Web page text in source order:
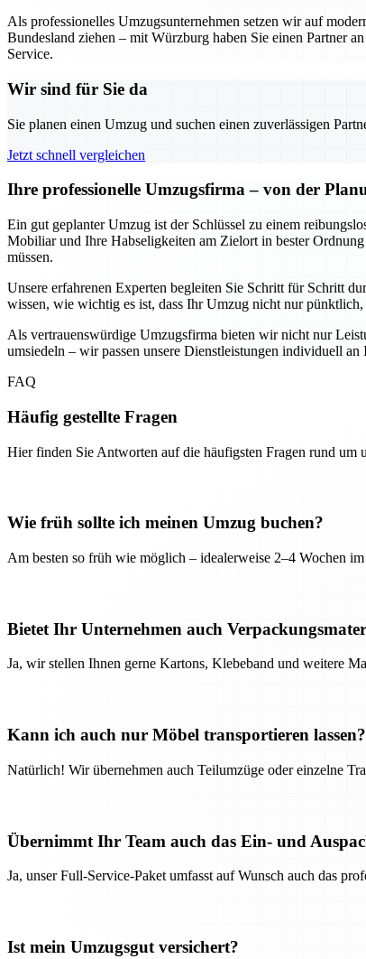
Als professionelles Umzugsunternehmen setzen wir auf
Bundesland ziehen – mit Würzburg haben Sie einen Partner
Service.
Wir sind für Sie da
Sie planen einen Umzug und suchen einen zuverlässigen
Jetzt schnell vergleichen
Ihre professionelle Umzugsfirma – von der
Ein gut geplanter Umzug ist der Schlüssel zu einem
Mobiliar und Ihre Habseligkeiten am Zielort in bester
müssen.
Unsere erfahrenen Experten begleiten Sie Schritt für Schritt
wissen, wie wichtig es ist, dass Ihr Umzug nicht nur
Als vertrauenswürdige Umzugsfirma bieten wir nicht nur
umsiedeln – wir passen unsere Dienstleistungen individuell
FAQ
Häufig gestellte Fragen
Hier finden Sie Antworten auf die häufigsten Fragen rund um
Wie früh sollte ich meinen Umzug buchen?
Am besten so früh wie möglich – idealerweise 2–4 Wochen
Bietet Ihr Unternehmen auch
Ja, wir stellen Ihnen gerne Kartons, Klebeband und weitere
Kann ich auch nur Möbel transportieren lassen?
Natürlich! Wir übernehmen auch Teilumzüge oder einzelne
Übernimmt Ihr Team auch das Ein- und
Ja, unser Full-Service-Paket umfasst auf Wunsch auch das
Ist mein Umzugsgut versichert?